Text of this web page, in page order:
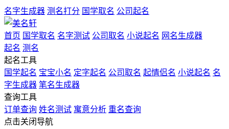
名字生成器 测名打分 国学取名 公司起名
首页 国学取名 名字测试 公司取名 小说起名 网名生成器
起名 测名
起名工具
国学起名 宝宝小名 定字起名 公司取名 起情侣名 小说起名 名
字生成器 笔名生成器
查询工具
订单查询 姓名测试 寓意分析 重名查询
点击关闭导航